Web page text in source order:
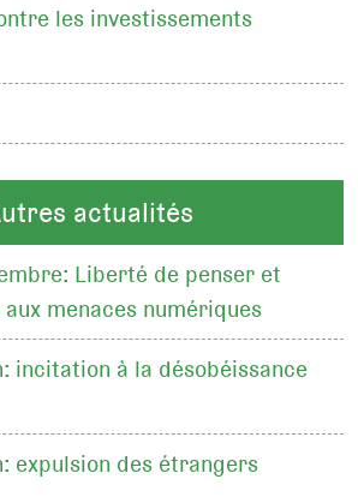
les investissements
actualités
Liberté de penser et
menaces numériques
incitation à la désobéissance
expulsion des étrangers